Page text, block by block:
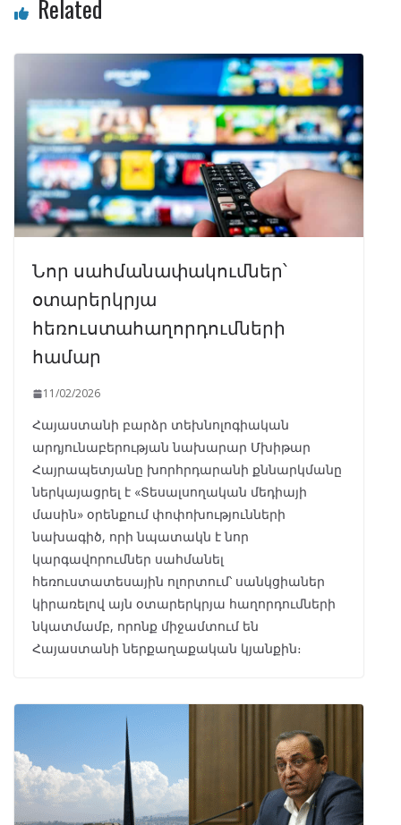
Related
Նոր սահմանափակումներ՝
օտարերկրյա
հեռուստահաղորդումների
համար
11/02/2026
Հայաստանի բարձր տեխնոլոգիական
արդյունաբերության նախարար Մխիթար
Հայրապետյանը խորհրդարանի քննարկմանը
ներկայացրել է «Տեսալսողական մեդիայի
մասին» օրենքում փոփոխությունների
նախագիծ, որի նպատակն է նոր
կարգավորումներ սահմանել
հեռուստատեսային ոլորտում՝ սանկցիաներ
կիրառելով այն օտարերկրյա հաղորդումների
նկատմամբ, որոնք միջամտում են
Հայաստանի ներքաղաքական կյանքին։